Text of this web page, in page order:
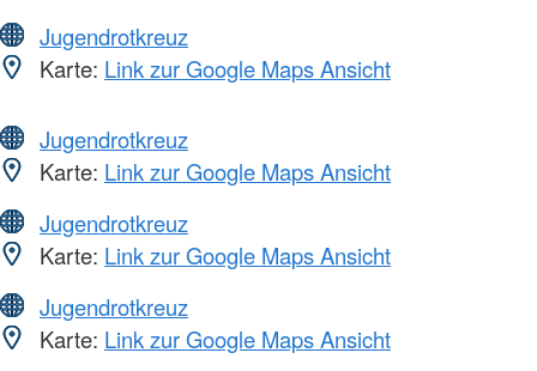
Jugendrotkreuz
Karte: Link zur Google Maps Ansicht
Jugendrotkreuz
Karte: Link zur Google Maps Ansicht
Jugendrotkreuz
Karte: Link zur Google Maps Ansicht
Jugendrotkreuz
Karte: Link zur Google Maps Ansicht